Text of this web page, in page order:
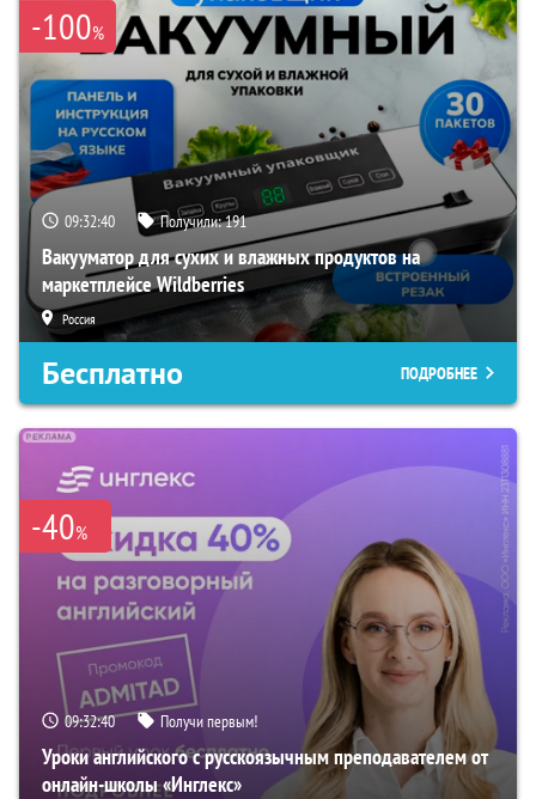
-100%
09:32:39 Получили:191
Вакууматор для сухих и влажных продуктов на
маркетплейсе Wildberries
Россия
Бесплатно ПОДРОБНЕЕ
-40%
09:32:39 Получи первым!
Уроки английского с русскоязычным преподавателем от
онлайн-школы «Инглекс»